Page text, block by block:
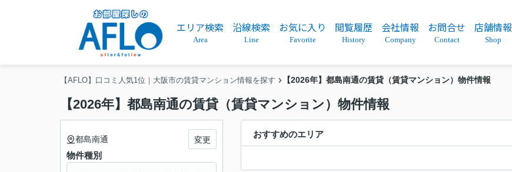
エリア検索
Area
沿線検索
Line
お気に入り
Favorite
閲覧履歴
History
会社情報
Company
お問合せ
Contact
店舗情報
Shop
【AFLO】口コミ人気1位｜大阪市の賃貸マンション情報を探す 【2026年】都島南通の賃貸（賃貸マンション）物件情報
【2026年】都島南通の賃貸（賃貸マンション）物件情報
おすすめのエリア
都島南通 変更
物件種別